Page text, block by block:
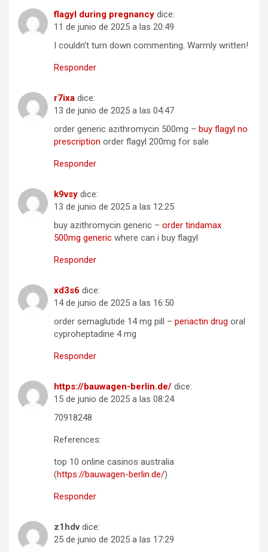
flagyl during pregnancy dice:
11 de junio de 2025 a las 20:49
I couldn’t turn down commenting. Warmly written!
Responder
r7ixa dice:
13 de junio de 2025 a las 04:47
order generic azithromycin 500mg – buy flagyl no
prescription order flagyl 200mg for sale
Responder
k9vsy dice:
13 de junio de 2025 a las 12:25
buy azithromycin generic – order tindamax
500mg generic where can i buy flagyl
Responder
xd3s6 dice:
14 de junio de 2025 a las 16:50
order semaglutide 14 mg pill – periactin drug oral
cyproheptadine 4 mg
Responder
https://bauwagen-berlin.de/ dice:
15 de junio de 2025 a las 08:24
70918248
References:
top 10 online casinos australia
(https://bauwagen-berlin.de/)
Responder
z1hdv dice:
25 de junio de 2025 a las 17:29